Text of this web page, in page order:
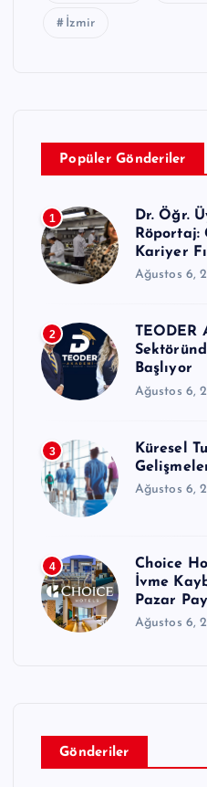
İzmir
Popüler Gönderiler
1
Dr. Öğr.
Röportaj:
Kariyer
Ağustos 6,
2
TEODER
Başlıyor
Ağustos 6,
3
Küresel
Ağustos 6,
4
Choice
İvme
Pazar
Ağustos 6,
Gönderiler